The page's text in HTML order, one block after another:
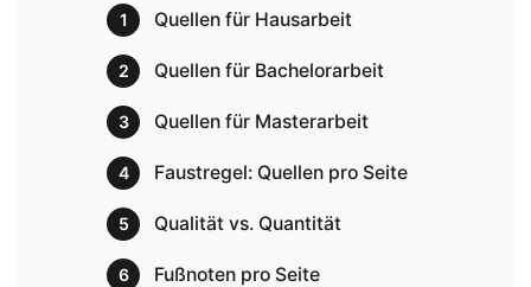
1 Quellen für Hausarbeit
2 Quellen für Bachelorarbeit
3 Quellen für Masterarbeit
4 Faustregel: Quellen pro Seite
5 Qualität vs. Quantität
6 Fußnoten pro Seite